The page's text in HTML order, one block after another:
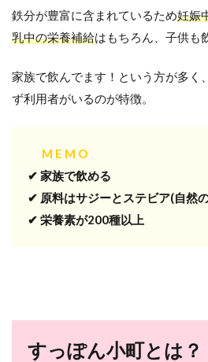
鉄分が豊富に含まれているため妊娠
乳中の栄養補給はもちろん、子供も
家族で飲んでます！という方が多く
ず利用者がいるのが特徴。
M E M O
✔ 家族で飲める
✔ 原料はサジーとステビア(自然
✔ 栄養素が200種以上
すっぽん小町とは？